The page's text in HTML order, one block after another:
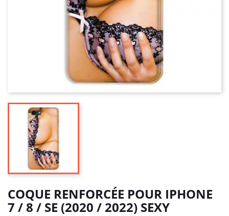
COQUE RENFORCÉE POUR IPHONE
7 / 8 / SE (2020 / 2022) SEXY